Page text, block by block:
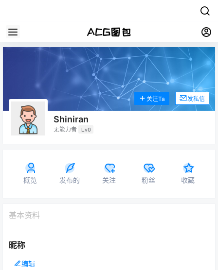
Shiniran
无能力者 Lv0
关注Ta 发私信
概览 发布的 关注 粉丝 收藏
基本资料
昵称
编辑